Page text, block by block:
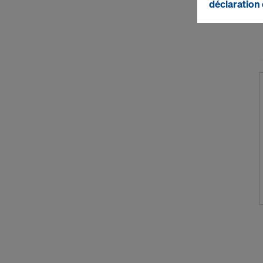
Certains
vos
Nous
autorisait
adéquat
Pour
États-Unis
autorités
largement
déclaration